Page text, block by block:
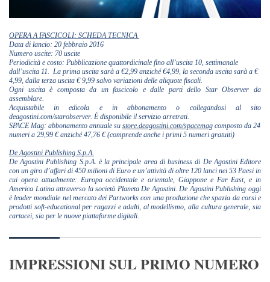
OPERA A FASCICOLI: SCHEDA TECNICA
Data di lancio: 20 febbraio 2016
Numero uscite: 70 uscite
Periodicità e costo: Pubblicazione quattordicinale fino all’uscita 10, settimanale
dall’uscita 11. La prima uscita sarà a €2,99 anziché €4,99, la seconda uscita sarà a €
4,99, dalla terza uscita € 9,99 salvo variazioni delle aliquote fiscali.
Ogni uscita è composta da un fascicolo e dalle parti dello Star Observer da
assemblare.
Acquistabile in edicola e in abbonamento o collegandosi al sito
deagostini.com/starobserver. È disponibile il servizio arretrati.
SPACE Mag: abbonamento annuale su store.deagostini.com/spacemag composto da 24
numeri a 29,99 € anziché 47,76 € (comprende anche i primi 5 numeri gratuiti)
De Agostini Publishing S.p.A.
De Agostini Publishing S.p.A. è la principale area di business di De Agostini Editore
con un giro d’affari di 450 milioni di Euro e un’attività di oltre 120 lanci nei 53 Paesi in
cui opera attualmente: Europa occidentale e orientale, Giappone e Far East, e in
America Latina attraverso la società Planeta De Agostini. De Agostini Publishing oggi
è leader mondiale nel mercato dei Partworks con una produzione che spazia da corsi e
prodotti soft-educational per ragazzi e adulti, al modellismo, alla cultura generale, sia
cartacei, sia per le nuove piattaforme digitali.
IMPRESSIONI SUL PRIMO NUMERO